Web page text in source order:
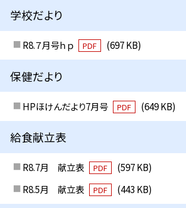
学校だより
R8.７月号ｈｐ PDF (697 KB)
保健だより
HPほけんだより7月号 PDF (649 KB)
給食献立表
R8.7月 献立表 PDF
(597 KB)
R8.5月 献立表
PDF (443 KB)